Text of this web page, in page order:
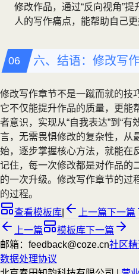
修改作品，通过“反向视角”
人的写作痛点，能帮助自己更
六、结语：修改写
修改写作章节不是一蹴而就的技
它不仅能提升作品的质量，更能
者意识，实现从“自我表达”到“有
言，无需畏惧修改的复杂性，从
始，逐步掌握核心方法，就能在
记住，每一次修改都是对作品的
的一次升级。修改写作章节的过
的过程。
查看模板库
上一篇下一篇
上一篇
模板库下一篇
邮箱：feedback@coze.cn社区
数据处理协议